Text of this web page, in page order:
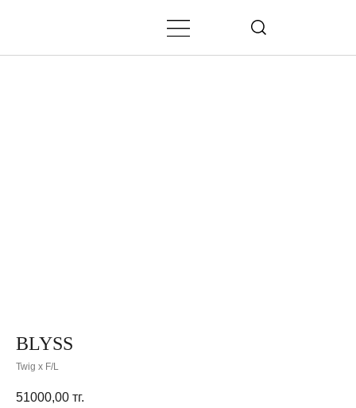
BLYSS
Twig x F/L
51000,00 тг.